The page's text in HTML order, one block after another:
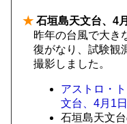
★ 石垣島天文台、4
昨年の台風で大き
復がなり、試験観
撮影しました。
アストロ・
文台、4月1
石垣島天文